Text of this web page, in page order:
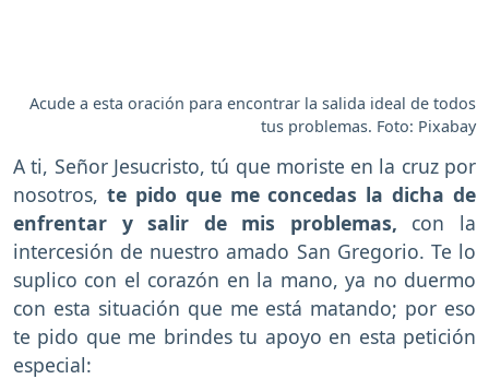
Acude a esta oración para encontrar la salida ideal de todos
tus problemas. Foto: Pixabay
A ti, Señor Jesucristo, tú que moriste en la cruz por
nosotros, te pido que me concedas la dicha de
enfrentar y salir de mis problemas, con la
intercesión de nuestro amado San Gregorio. Te lo
suplico con el corazón en la mano, ya no duermo
con esta situación que me está matando; por eso
te pido que me brindes tu apoyo en esta petición
especial: